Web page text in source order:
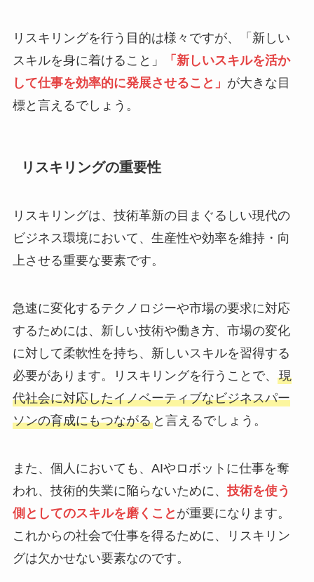
リスキリングを行う目的は様々ですが、「新しい
スキルを身に着けること」
「新しいスキルを活か
して仕事を効率的に発展させること」 が大きな目
標と言えるでしょう。
リスキリングの重要性
リスキリングは、技術革新の目まぐるしい現代の
ビジネス環境において、生産性や効率を維持・向
上させる重要な要素です。
急速に変化するテクノロジーや市場の要求に対応
するためには、新しい技術や働き方、市場の変化
に対して柔軟性を持ち、新しいスキルを習得する
必要があります。リスキリングを行うことで、 現
代社会に対応したイノベーティブなビジネスパー
ソンの育成にもつながると言えるでしょう。
また、個人においても、AIやロボットに仕事を奪
われ、技術的失業に陥らないために、 技術を使う
側としてのスキルを磨くこと が重要になります。
これからの社会で仕事を得るために、リスキリン
グは欠かせない要素なのです。